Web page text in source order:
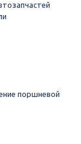
поршневой